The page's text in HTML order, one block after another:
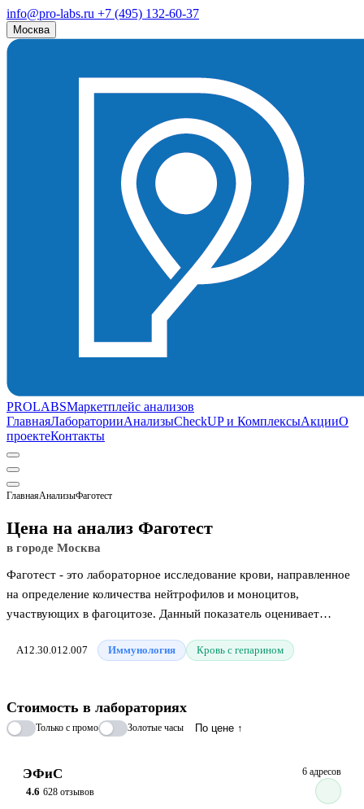
info@pro-labs.ru +7 (495) 132-60-37
Москва
PROLABSМаркетплейс анализов
ГлавнаяЛабораторииАнализыCheckUP и КомплексыАкцииО
проектеКонтакты
ГлавнаяАнализыФаготест
Цена на анализ Фаготест
в городе Москва
Фаготест - это лабораторное исследование крови, направленное
на определение количества нейтрофилов и моноцитов,
участвующих в фагоцитозе. Данный показатель оценивает
уничтожать возбудителей болезней. Тестирование назначают для
процессы.
A12.30.012.007 Иммунология Кровь с гепарином
Стоимость в лабораториях
Только с промо Золотые часы По цене ↑
ЭФиС
4.6 628 отзывов
6 адресов